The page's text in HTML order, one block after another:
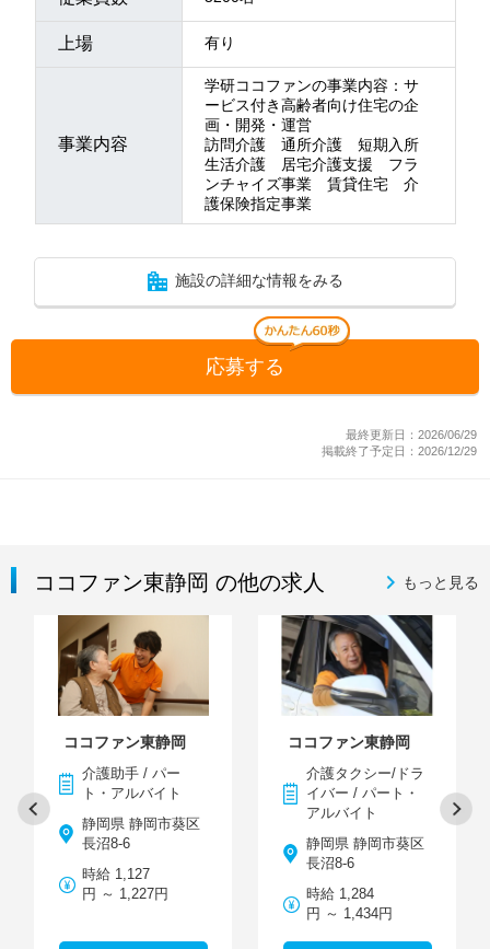
上場 有り
事業内容
学研ココファンの事業内容：サ
ービス付き高齢者向け住宅の企
画・開発・運営
訪問介護 通所介護 短期入所
生活介護 居宅介護支援 フラ
ンチャイズ事業 賃貸住宅 介
護保険指定事業
施設の詳細な情報をみる
応募する
最終更新日：2026/06/29
掲載終了予定日：2026/12/29
ココファン東静岡 の他の求人 もっと見る
ココファン東静岡
介護助手 / パー
ト・アルバイト
静岡県 静岡市葵区
長沼8-6
時給 1,127
円 ～ 1,227円
ココファン東静岡
介護タクシー/ドラ
イバー / パート・
アルバイト
静岡県 静岡市葵区
長沼8-6
時給 1,284
円 ～ 1,434円